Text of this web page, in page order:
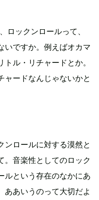
ロックンロールって、
いですか。例えばオカマ
ル・リチャードとか。
ャードなんじゃないかと
ンロールに対する漠然と
。音楽性としてのロック
ルという存在のなかにあ
ああいうのって大切だよ